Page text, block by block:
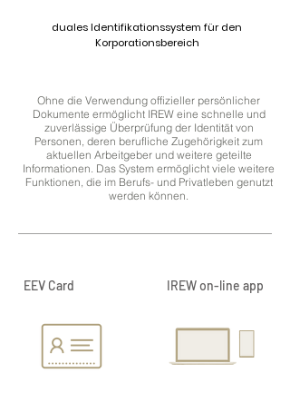
duales Identifikationssystem für den
Korporationsbereich
Ohne die Verwendung offizieller persönlicher
Dokumente ermöglicht IREW eine schnelle und
zuverlässige Überprüfung der Identität von
Personen, deren berufliche Zugehörigkeit zum
aktuellen Arbeitgeber und weitere geteilte
Informationen. Das System ermöglicht viele weitere
Funktionen, die im Berufs- und Privatleben genutzt
werden können.
EEV Card IREW on-line app